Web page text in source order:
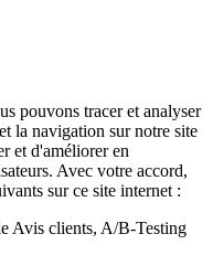
pouvons tracer et analyser
la navigation sur notre site
et d'améliorer en
Avec votre accord,
sur ce site internet :
Avis clients, A/B-Testing